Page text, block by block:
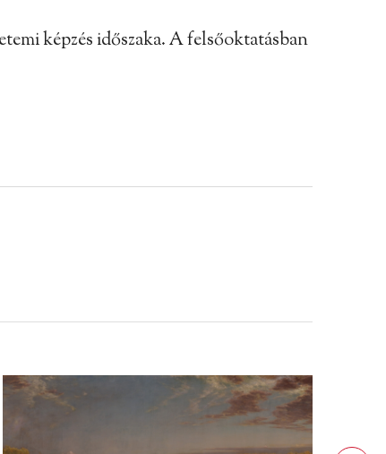
képzés időszaka. A felsőoktatásban